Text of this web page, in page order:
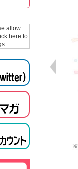
allow
here to